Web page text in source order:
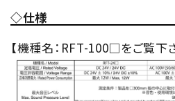
◇仕様
【機種名：RFT-100□をご覧下